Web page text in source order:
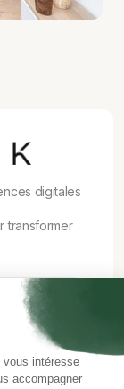
digitales
transformer